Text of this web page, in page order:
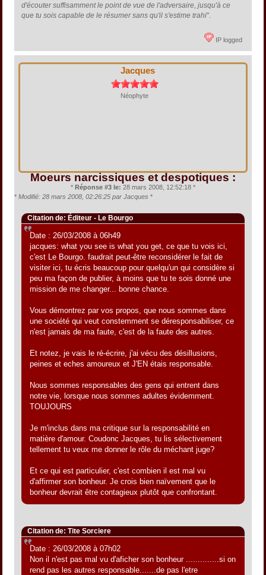
d'écouter suffisamment le point de vue de l'adversaire, jusqu'à ce
que tu sois capable de le résumer sans qu'il s'estime trahi".
IP logged
Jacques
Néophyte
Moeurs narcissiques et despotiques :
* Réponse #3 le: 28 mars 2008, 12:52:18 *
* Modifié: 28 mars 2008, 02:26:25 par Jacques *
Citation de: Éditeur - Le Bourgo
Date : 26/03/2008 à 06h49
jacques: what you see is what you get, ce que tu vois ici,
c'est Le Bourgo. faudrait peut-être reconsidérer le fait de
visiter ici, tu écris beaucoup pour quelqu'un qui considère si
peu ma façon de publier, à moins que tu te sois donné une
mission de me changer... bonne chance.
Vous démontrez par vos propos, que nous sommes dans
une société qui veut constemment se déresponsabiliser, ce
n'est jamais de ma faute, c'est de la faute des autres.
Et notez, je vais le ré-écrire, j'ai vécu des désillusions,
peines et eches amoureux et J'EN étais responsable.
Nous sommes responsables des gens qui entrent dans
notre vie, lorsque nous sommes adultes évidemment.
TOUJOURS
Je m'inclus dans ma critique sur la responsabilité en
matière d'amour. Coudonc Jacques, tu lis sélectivement
tellement tu veux me donner le rôle du méchant juge?
Et ce qui est particulier, c'est combien il est mal vu
d'affirmer son bonheur. Je crois bien naïvement que le
bonheur devrait être contagieux plutôt que confrontant.
Citation de: Tite Sorciere
Date : 26/03/2008 à 07h02
Non il n'est pas mal vu d'aficher son bonheur ..............si on
rend pas les autres responsable.......de pas l'etre